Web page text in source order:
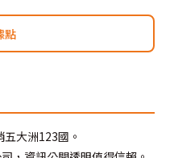
點
大洲123國。